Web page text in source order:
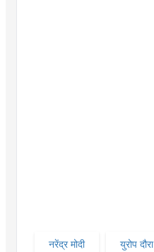
नरेंद्र मोदी युरोप दौरा